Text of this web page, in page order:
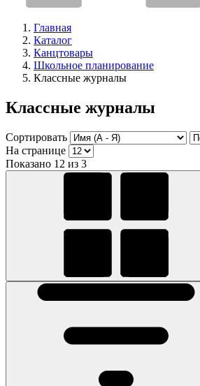
Главная
Каталог
Канцтовары
Школьное планирование
Классные журналы
Классные журналы
Сортировать
На странице
Показано 12 из 3